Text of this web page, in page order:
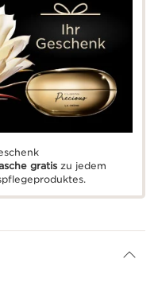
gratiszu jedem